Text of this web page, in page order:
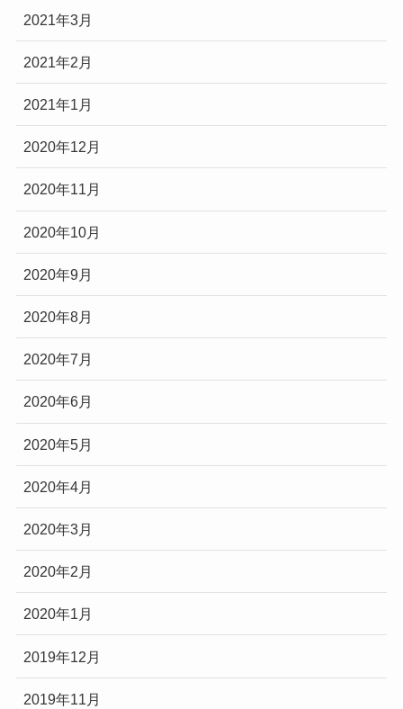
2021年3月
2021年2月
2021年1月
2020年12月
2020年11月
2020年10月
2020年9月
2020年8月
2020年7月
2020年6月
2020年5月
2020年4月
2020年3月
2020年2月
2020年1月
2019年12月
2019年11月